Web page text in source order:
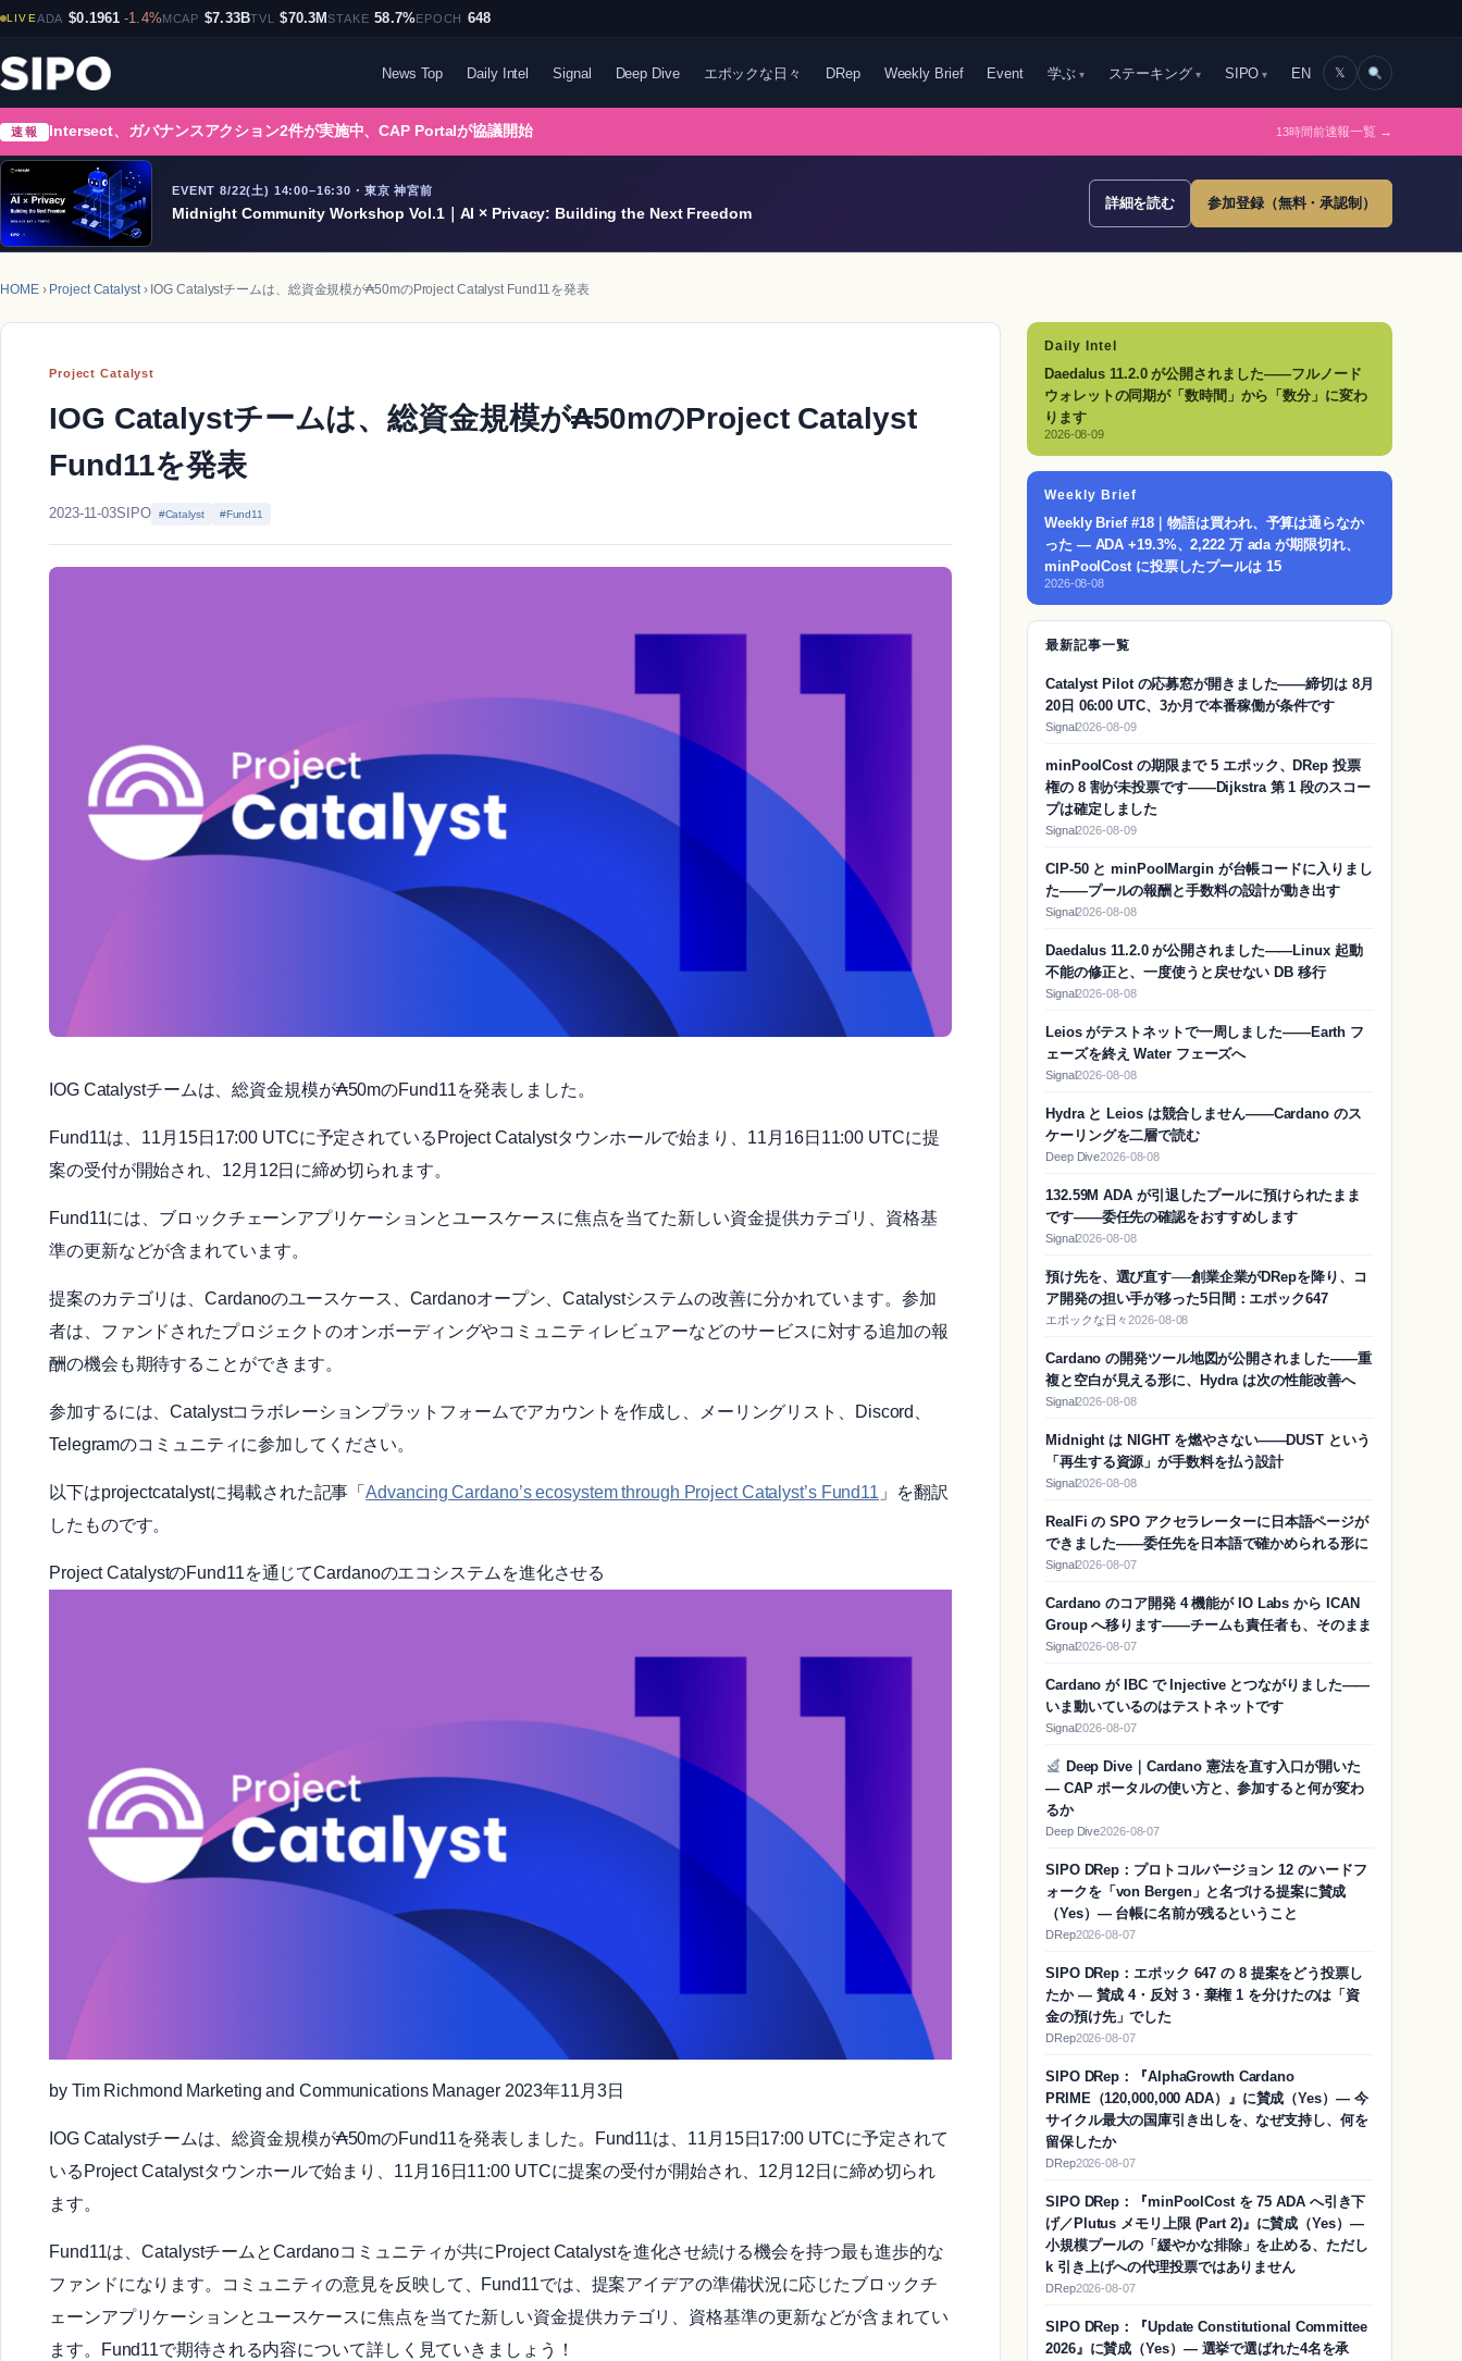
LIVEADA $0.1961 -1.4%MCAP $7.33BTVL $70.3MSTAKE 58.7%EPOCH 648
News Top Daily Intel Signal Deep Dive エポックな日々 DRep Weekly Brief Event 学ぶ ステーキング SIPO EN 𝕏
速報 Intersect、ガバナンスアクション2件が実施中、CAP Portalが協議開始 13時間前速報一覧 →
EVENT 8/22(土) 14:00–16:30・東京 神宮前
Midnight Community Workshop Vol.1｜AI × Privacy: Building the Next Freedom
詳細を読む 参加登録（無料・承認制）
HOME› Project Catalyst› IOG Catalystチームは、総資金規模が₳50mのProject Catalyst Fund11を発表
Project Catalyst
IOG Catalystチームは、総資金規模が₳50mのProject Catalyst
Fund11を発表
2023-11-03SIPO #Catalyst #Fund11
IOG Catalystチームは、総資金規模が₳50mのFund11を発表しました。
Fund11は、11月15日17:00 UTCに予定されているProject Catalystタウンホールで始まり、11月16日11:00 UTCに提
案の受付が開始され、12月12日に締め切られます。
Fund11には、ブロックチェーンアプリケーションとユースケースに焦点を当てた新しい資金提供カテゴリ、資格基
準の更新などが含まれています。
提案のカテゴリは、Cardanoのユースケース、Cardanoオープン、Catalystシステムの改善に分かれています。参加
者は、ファンドされたプロジェクトのオンボーディングやコミュニティレビュアーなどのサービスに対する追加の報
酬の機会も期待することができます。
参加するには、Catalystコラボレーションプラットフォームでアカウントを作成し、メーリングリスト、Discord、
Telegramのコミュニティに参加してください。
以下はprojectcatalystに掲載された記事「Advancing Cardano’s ecosystem through Project Catalyst’s Fund11 」を翻訳
したものです。
Project CatalystのFund11を通じてCardanoのエコシステムを進化させる
by Tim Richmond Marketing and Communications Manager 2023年11月3日
IOG Catalystチームは、総資金規模が₳50mのFund11を発表しました。Fund11は、11月15日17:00 UTCに予定されて
いるProject Catalystタウンホールで始まり、11月16日11:00 UTCに提案の受付が開始され、12月12日に締め切られ
ます。
Fund11は、CatalystチームとCardanoコミュニティが共にProject Catalystを進化させ続ける機会を持つ最も進歩的な
ファンドになります。コミュニティの意見を反映して、Fund11では、提案アイデアの準備状況に応じたブロックチ
ェーンアプリケーションとユースケースに焦点を当てた新しい資金提供カテゴリ、資格基準の更新などが含まれてい
ます。Fund11で期待される内容について詳しく見ていきましょう！
Daily Intel
Daedalus 11.2.0 が公開されました——フルノード
ウォレットの同期が「数時間」から「数分」に変わ
ります
2026-08-09
Weekly Brief
Weekly Brief #18｜物語は買われ、予算は通らなか
った — ADA +19.3%、2,222 万 ada が期限切れ、
minPoolCost に投票したプールは 15
2026-08-08
最新記事一覧
Catalyst Pilot の応募窓が開きました——締切は 8月
20日 06:00 UTC、3か月で本番稼働が条件です
Signal2026-08-09
minPoolCost の期限まで 5 エポック、DRep 投票
権の 8 割が未投票です——Dijkstra 第 1 段のスコー
プは確定しました
Signal2026-08-09
CIP-50 と minPoolMargin が台帳コードに入りまし
た——プールの報酬と手数料の設計が動き出す
Signal2026-08-08
Daedalus 11.2.0 が公開されました——Linux 起動
不能の修正と、一度使うと戻せない DB 移行
Signal2026-08-08
Leios がテストネットで一周しました——Earth フ
ェーズを終え Water フェーズへ
Signal2026-08-08
Hydra と Leios は競合しません——Cardano のス
ケーリングを二層で読む
Deep Dive2026-08-08
132.59M ADA が引退したプールに預けられたまま
です——委任先の確認をおすすめします
Signal2026-08-08
預け先を、選び直す──創業企業がDRepを降り、コ
ア開発の担い手が移った5日間：エポック647
エポックな日々2026-08-08
Cardano の開発ツール地図が公開されました——重
複と空白が見える形に、Hydra は次の性能改善へ
Signal2026-08-08
Midnight は NIGHT を燃やさない——DUST という
「再生する資源」が手数料を払う設計
Signal2026-08-08
RealFi の SPO アクセラレーターに日本語ページが
できました——委任先を日本語で確かめられる形に
Signal2026-08-07
Cardano のコア開発 4 機能が IO Labs から ICAN
Group へ移ります——チームも責任者も、そのまま
Signal2026-08-07
Cardano が IBC で Injective とつながりました——
いま動いているのはテストネットです
Signal2026-08-07
Deep Dive｜Cardano 憲法を直す入口が開いた
— CAP ポータルの使い方と、参加すると何が変わ
るか
Deep Dive2026-08-07
SIPO DRep：プロトコルバージョン 12 のハードフ
ォークを「von Bergen」と名づける提案に賛成
（Yes）― 台帳に名前が残るということ
DRep2026-08-07
SIPO DRep：エポック 647 の 8 提案をどう投票し
たか ― 賛成 4・反対 3・棄権 1 を分けたのは「資
金の預け先」でした
DRep2026-08-07
SIPO DRep：『AlphaGrowth Cardano
PRIME（120,000,000 ADA）』に賛成（Yes）― 今
サイクル最大の国庫引き出しを、なぜ支持し、何を
留保したか
DRep2026-08-07
SIPO DRep：『minPoolCost を 75 ADA へ引き下
げ／Plutus メモリ上限 (Part 2)』に賛成（Yes）―
小規模プールの「緩やかな排除」を止める、ただし
k 引き上げへの代理投票ではありません
DRep2026-08-07
SIPO DRep：『Update Constitutional Committee
2026』に賛成（Yes）― 選挙で選ばれた4名を承